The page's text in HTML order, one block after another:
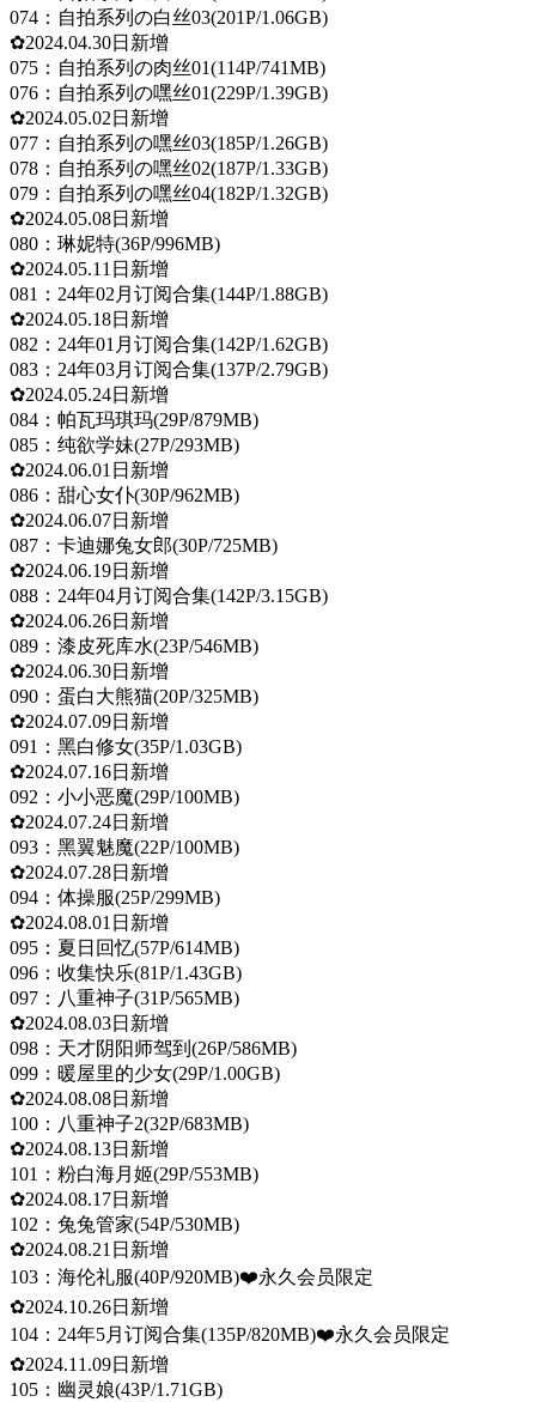
074：自拍系列の白丝03(201P/1.06GB)
✿2024.04.30日新增
075：自拍系列の肉丝01(114P/741MB)
076：自拍系列の嘿丝01(229P/1.39GB)
✿2024.05.02日新增
077：自拍系列の嘿丝03(185P/1.26GB)
078：自拍系列の嘿丝02(187P/1.33GB)
079：自拍系列の嘿丝04(182P/1.32GB)
✿2024.05.08日新增
080：琳妮特(36P/996MB)
✿2024.05.11日新增
081：24年02月订阅合集(144P/1.88GB)
✿2024.05.18日新增
082：24年01月订阅合集(142P/1.62GB)
083：24年03月订阅合集(137P/2.79GB)
✿2024.05.24日新增
084：帕瓦玛琪玛(29P/879MB)
085：纯欲学妹(27P/293MB)
✿2024.06.01日新增
086：甜心女仆(30P/962MB)
✿2024.06.07日新增
087：卡迪娜兔女郎(30P/725MB)
✿2024.06.19日新增
088：24年04月订阅合集(142P/3.15GB)
✿2024.06.26日新增
089：漆皮死库水(23P/546MB)
✿2024.06.30日新增
090：蛋白大熊猫(20P/325MB)
✿2024.07.09日新增
091：黑白修女(35P/1.03GB)
✿2024.07.16日新增
092：小小恶魔(29P/100MB)
✿2024.07.24日新增
093：黑翼魅魔(22P/100MB)
✿2024.07.28日新增
094：体操服(25P/299MB)
✿2024.08.01日新增
095：夏日回忆(57P/614MB)
096：收集快乐(81P/1.43GB)
097：八重神子(31P/565MB)
✿2024.08.03日新增
098：天才阴阳师驾到(26P/586MB)
099：暖屋里的少女(29P/1.00GB)
✿2024.08.08日新增
100：八重神子2(32P/683MB)
✿2024.08.13日新增
101：粉白海月姬(29P/553MB)
✿2024.08.17日新增
102：兔兔管家(54P/530MB)
✿2024.08.21日新增
103：海伦礼服(40P/920MB)❤️永久会员限定
✿2024.10.26日新增
104：24年5月订阅合集(135P/820MB)❤️永久会员限定
✿2024.11.09日新增
105：幽灵娘(43P/1.71GB)